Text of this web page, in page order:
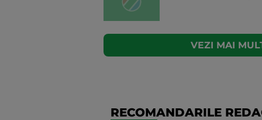
VEZI MAI
RECOMANDARILE